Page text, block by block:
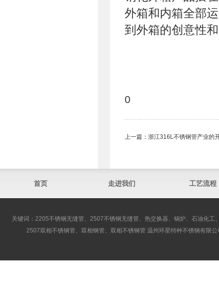
外箱和内箱全部
到外箱的创意性
0
上一篇： 浙江316L不锈钢管​产业的
首页 走进我们 工艺流程
关键词：2205不锈钢无缝管、2507不锈钢无缝管、热交换器、锅炉、石油化
2507双相不锈钢管、双相钢管、双相不锈钢管 温州环星特种不锈钢有限